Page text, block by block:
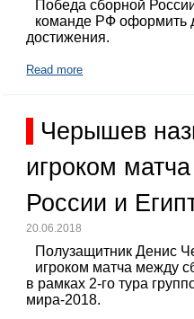
Победа сборной
команде РФ оформить
достижения.
Read more
Черышев
игроком
России и
20.06.2018
Полузащитник Денис
игроком матча между
в рамках 2-го тура
мира-2018.